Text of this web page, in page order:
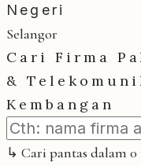
Negeri
Selangor
Cari Firma
&
Kembangan
↳ Cari pantas dalam